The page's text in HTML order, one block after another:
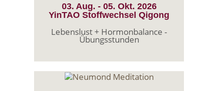
03. Aug. -05. Okt. 2026
YinTAO Stoffwechsel Qigong
Lebenslust + Hormonbalance -
Übungsstunden